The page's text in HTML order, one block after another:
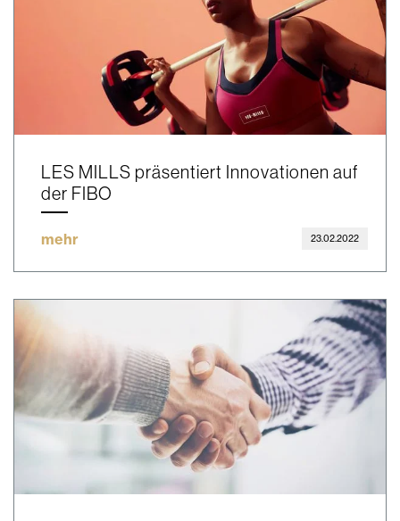
LES MILLS präsentiert Innovationen auf
der FIBO
mehr 23.02.2022